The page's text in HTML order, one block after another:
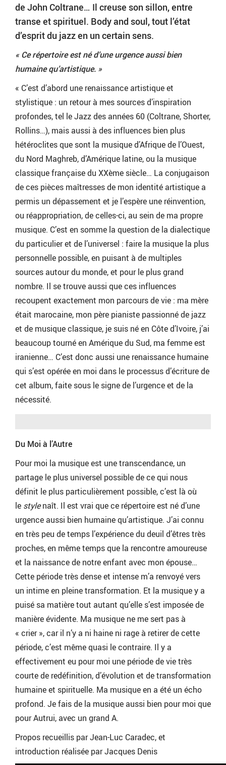
de John Coltrane… Il creuse son sillon, entre
transe et spirituel. Body and soul, tout l’état
d’esprit du jazz en un certain sens.
«Ce répertoire est né d’une urgence aussi bien
humaine qu’artistique. »
« C’est d’abord une renaissance artistique et
stylistique : un retour à mes sources d’inspiration
profondes, tel le Jazz des années 60 (Coltrane, Shorter,
Rollins…), mais aussi à des influences bien plus
hétéroclites que sont la musique d’Afrique de l’Ouest,
du Nord Maghreb, d’Amérique latine, ou la musique
classique française du XXème siècle… La conjugaison
de ces pièces maîtresses de mon identité artistique a
permis un dépassement et je l’espère une réinvention,
ou réappropriation, de celles-ci, au sein de ma propre
musique. C’est en somme la question de la dialectique
du particulier et de l’universel : faire la musique la plus
personnelle possible, en puisant à de multiples
sources autour du monde, et pour le plus grand
nombre. Il se trouve aussi que ces influences
recoupent exactement mon parcours de vie : ma mère
était marocaine, mon père pianiste passionné de jazz
et de musique classique, je suis né en Côte d’Ivoire, j’ai
beaucoup tourné en Amérique du Sud, ma femme est
iranienne… C’est donc aussi une renaissance humaine
qui s’est opérée en moi dans le processus d’écriture de
cet album, faite sous le signe de l’urgence et de la
nécessité.
Du Moi à l’Autre
Pour moi la musique est une transcendance, un
partage le plus universel possible de ce qui nous
définit le plus particulièrement possible, c’est là où
le stylenaît. Il est vrai que ce répertoire est né d’une
urgence aussi bien humaine qu’artistique. J’ai connu
en très peu de temps l’expérience du deuil d’êtres très
proches, en même temps que la rencontre amoureuse
et la naissance de notre enfant avec mon épouse…
Cette période très dense et intense m’a renvoyé vers
un intime en pleine transformation. Et la musique y a
puisé sa matière tout autant qu’elle s’est imposée de
manière évidente. Ma musique ne me sert pas à
« crier », car il n’y a ni haine ni rage à retirer de cette
période, c’est même quasi le contraire. Il y a
effectivement eu pour moi une période de vie très
courte de redéfinition, d’évolution et de transformation
humaine et spirituelle. Ma musique en a été un écho
profond. Je fais de la musique aussi bien pour moi que
pour Autrui, avec un grand A.
Propos recueillis par Jean-Luc Caradec, et
introduction réalisée par Jacques Denis